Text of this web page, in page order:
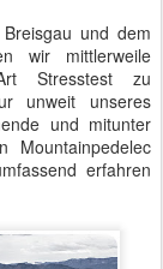
und dem
wir mittlerweile
Stresstest zu
unweit unseres
und mitunter
Mountainpedelec
erfahren